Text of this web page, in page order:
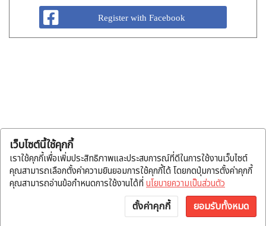
แจ้งโอน บัญชี พูดคุย
เว็บไซต์นี้ใช้คุกกี้
เราใช้คุกกี้เพื่อเพิ่มประสิทธิภาพและประสบการณ์ที่ดีในการใช้งานเว็บไซต์
คุณสามารถเลือกตั้งค่าความยินยอมการใช้คุกกี้ได้ โดยกดปุ่มการตั้งค่าคุกกี้
คุณสามารถอ่านข้อกำหนดการใช้งานได้ที่ นโยบายความเป็นส่วนตัว
ตั้งค่าคุกกี้ ยอมรับทั้งหมด
Register with Facebook